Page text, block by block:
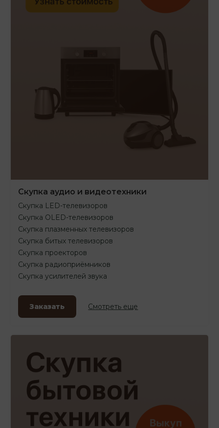
Скупка аудио и видеотехники
Скупка LED-телевизоров
Скупка OLED-телевизоров
Скупка плазменных телевизоров
Скупка битых телевизоров
Скупка проекторов
Скупка радиоприёмников
Скупка усилителей звука
Заказать Смотреть еще